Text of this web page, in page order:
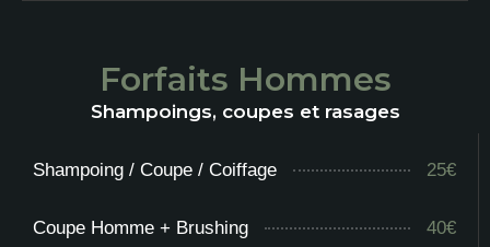
Forfaits Hommes
Shampoings, coupes et rasages
Shampoing / Coupe / Coiffage 25€
Coupe Homme + Brushing 40€